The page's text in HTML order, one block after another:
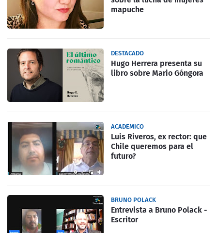
mapuche
DESTACADO
Hugo Herrera presenta su
libro sobre Mario Góngora
ACADEMICO
Luis Riveros, ex rector: que
Chile queremos para el
futuro?
BRUNO POLACK
Entrevista a Bruno Polack -
Escritor